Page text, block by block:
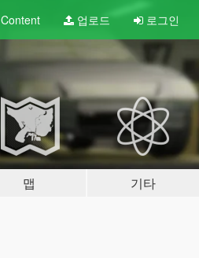
Content 업로드 로그인
맵 기타